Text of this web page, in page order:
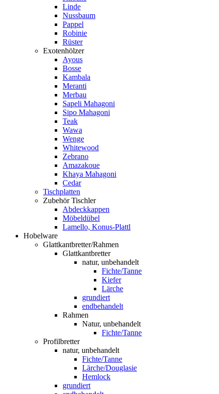
Linde
Nussbaum
Pappel
Robinie
Rüster
Exotenhölzer
Ayous
Bosse
Kambala
Meranti
Merbau
Sapeli Mahagoni
Sipo Mahagoni
Teak
Wawa
Wenge
Whitewood
Zebrano
Amazakoue
Khaya Mahagoni
Cedar
Tischplatten
Zubehör Tischler
Abdeckkappen
Möbeldübel
Lamello, Konus-Plattl
Hobelware
Glattkantbretter/Rahmen
Glattkantbretter
natur, unbehandelt
Fichte/Tanne
Kiefer
Lärche
grundiert
endbehandelt
Rahmen
Natur, unbehandelt
Fichte/Tanne
Profilbretter
natur, unbehandelt
Fichte/Tanne
Lärche/Douglasie
Hemlock
grundiert